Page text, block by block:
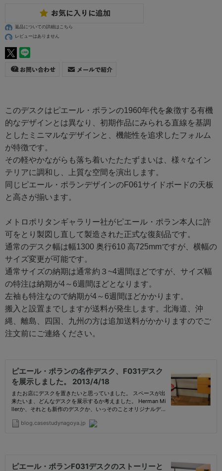
返品についての詳細はこちら
レビューはありません
このデスクはピエール・ポランの1960年代を象徴する有機
的なデザインとは異なり、初期作品にみられる直線を基調
としたミニマルなデザインと、機能性を追求したフォルム
が特徴です。
その軽やかながらも落ち着いたたたずまいは、様々なイン
テリアに調和し、上質な空間を演出します。
同じピエール・ポランデザインのF061サイドボードの天板
と高さが揃います。
メトロポリタンギャラリー社がピエール・ポラン本人に許
可をとり製図し直して製造された正式な復刻品です。
通常のデスク幅は幅1300 奥行610 高725mmですが、横幅の
サイズ変更が可能です。
通常サイズの納期は通常約３~4週間ほどですが、サイズ幅
の特注は納期が4～6週間ほどとなります。
左袖も特注なので納期が4～6週間ほどかかります。
搬入と設置までしますが送料が発生します。北海道、沖
縄、離島、四国、九州の方は追加送料がかかりますのでご
注文前にご連絡ください。